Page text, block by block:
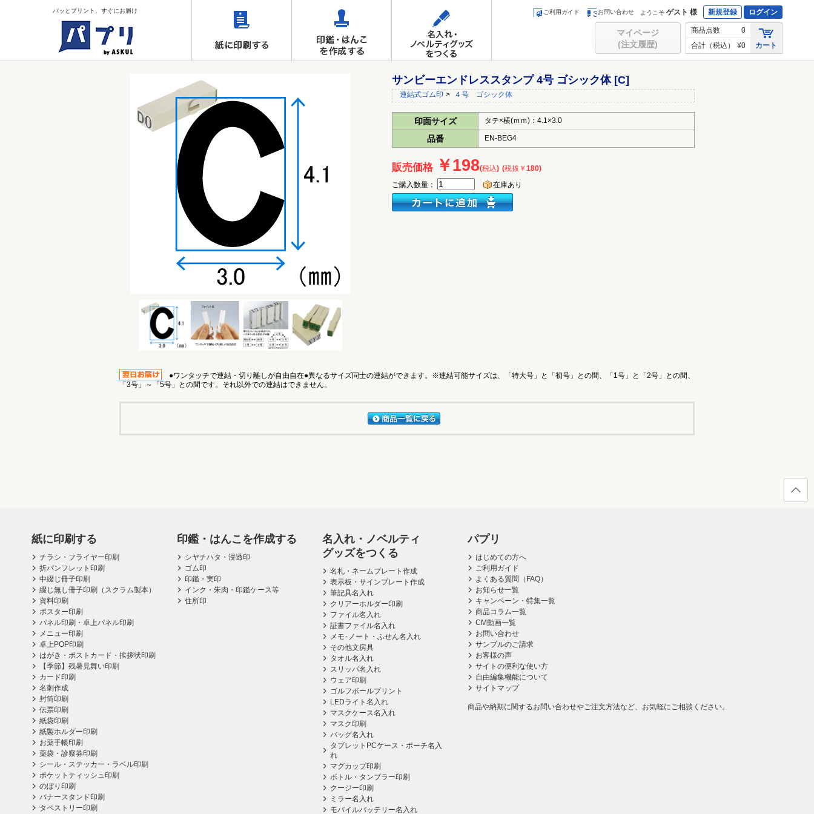
パッとプリント、すぐにお届け ご利用ガイド お問い合わせ ようこそ ゲスト 様 新規登録 ログイン
マイページ
(注文履歴)
商品点数
0
合計（税込）
¥0 カート
サンビーエンドレススタンプ 4号 ゴシック体 [C]
連結式ゴム印 > ４号 ゴシック体
印面サイズ タテ×横(ｍｍ)：4.1×3.0
品番 EN-BEG4
販売価格 ￥198(税込) (税抜￥180)
ご購入数量： 在庫あり
●ワンタッチで連結・切り離しが自由自在●異なるサイズ同士の連結ができます。※連結可能サイズは、「特大号」と「初号」との間、「1号」と「2号」との間、
「3号」～「5号」との間です。それ以外での連結はできません。
紙に印刷する
チラシ・フライヤー印刷
折パンフレット印刷
中綴じ冊子印刷
綴じ無し冊子印刷（スクラム製本）
資料印刷
ポスター印刷
パネル印刷・卓上パネル印刷
メニュー印刷
卓上POP印刷
はがき・ポストカード・挨拶状印刷
【季節】残暑見舞い印刷
カード印刷
名刺作成
封筒印刷
伝票印刷
紙袋印刷
紙製ホルダー印刷
お薬手帳印刷
薬袋・診察券印刷
シール・ステッカー・ラベル印刷
ポケットティッシュ印刷
のぼり印刷
バナースタンド印刷
タペストリー印刷
印鑑・はんこを作成する
シヤチハタ・浸透印
ゴム印
印鑑・実印
インク・朱肉・印鑑ケース等
住所印
名入れ・ノベルティ
グッズをつくる
名札・ネームプレート作成
表示板・サインプレート作成
筆記具名入れ
クリアーホルダー印刷
ファイル名入れ
証書ファイル名入れ
メモ･ノート・ふせん名入れ
その他文房具
タオル名入れ
スリッパ名入れ
ウェア印刷
ゴルフボールプリント
LEDライト名入れ
マスクケース名入れ
マスク印刷
バッグ名入れ
タブレットPCケース・ポーチ名入
れ
マグカップ印刷
ボトル・タンブラー印刷
クージー印刷
ミラー名入れ
モバイルバッテリー名入れ
パプリ
はじめての方へ
ご利用ガイド
よくある質問（FAQ）
お知らせ一覧
キャンペーン・特集一覧
商品コラム一覧
CM動画一覧
お問い合わせ
サンプルのご請求
お客様の声
サイトの便利な使い方
自由編集機能について
サイトマップ
商品や納期に関するお問い合わせやご注文方法など、お気軽にご相談ください。